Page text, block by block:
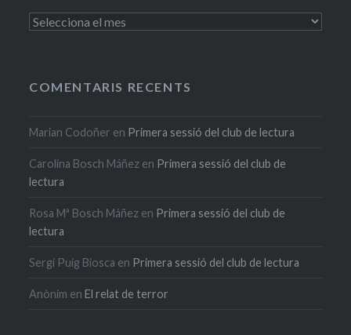
Arxius
COMENTARIS RECENTS
Marian Codoñer en Primera sessió del club de lectura
Carolina Bosch Máñez en Primera sessió del club de
lectura
Rosa Mª Bosch Máñez en Primera sessió del club de
lectura
Sergi Puig Biosca en Primera sessió del club de lectura
Anònim enEl relat de terror